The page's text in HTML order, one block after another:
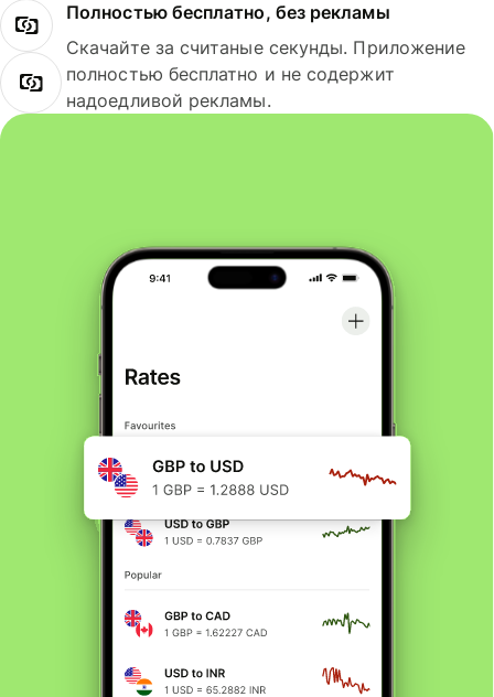
Полностью бесплатно, без рекламы
Скачайте за считаные секунды. Приложение
полностью бесплатно и не содержит
надоедливой рекламы.